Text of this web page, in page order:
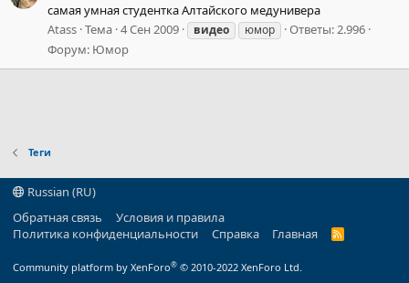
самая умная студентка Алтайского медунивера
Atass Тема 4 Сен 2009 видео юмор
Ответы: 2.996
Форум: Юмор
Теги
Russian (RU)
Обратная связь
Условия и правила
Политика конфиденциальности
Справка Главная
R
Community platform by XenForo® © 2010-2022 XenForo Ltd.